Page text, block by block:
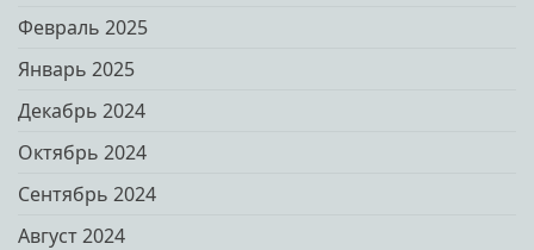
Февраль 2025
Январь 2025
Декабрь 2024
Октябрь 2024
Сентябрь 2024
Август 2024